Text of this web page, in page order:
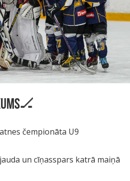
čempionāta U9
un cīņasspars katrā maiņā